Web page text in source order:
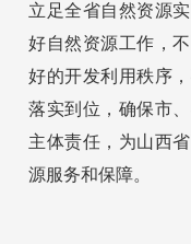
立足全省自然资源
好自然资源工作，
好的开发利用秩序
落实到位，确保市
主体责任，为山西
源服务和保障。